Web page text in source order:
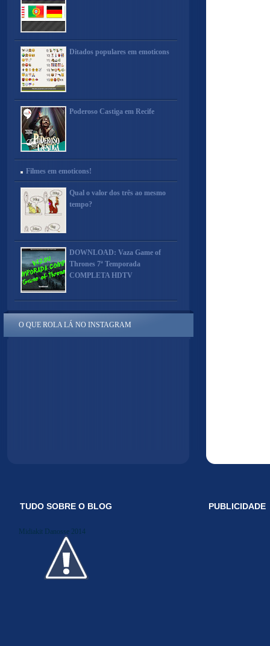
Ditados populares em emoticons
Poderoso Castiga em Recife
Filmes em emoticons!
Qual o valor dos três ao mesmo
tempo?
DOWNLOAD: Vaza Game of
Thrones 7ª Temporada
COMPLETA HDTV
O QUE ROLA LÁ NO INSTAGRAM
TUDO SOBRE O BLOG
Midiakit Danosse 2014
PUBLICIDADE